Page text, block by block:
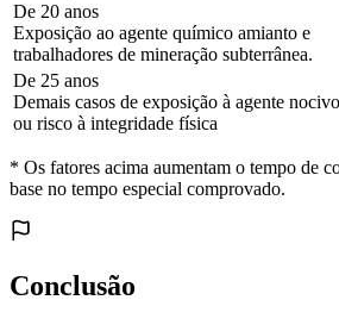
De 20 anos
Exposição ao agente químico amianto e
trabalhadores de mineração subterrânea.
De 25 anos
Demais casos de exposição à agente
ou risco à integridade física
* Os fatores acima aumentam o tempo de
base no tempo especial comprovado.
Conclusão